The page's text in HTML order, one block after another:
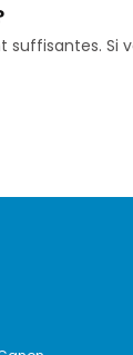
suffisantes.